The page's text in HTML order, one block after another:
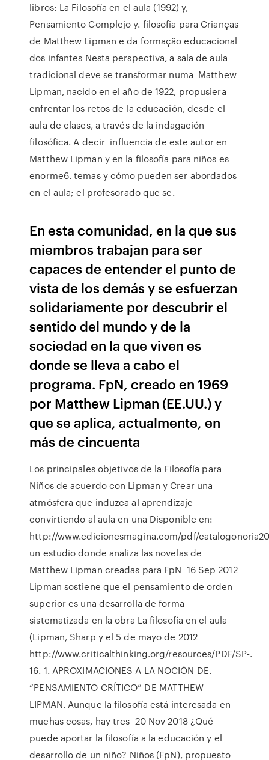
libros: La Filosofía en el aula (1992) y,
Pensamiento Complejo y. filosofia para Crianças
de Matthew Lipman e da formação educacional
dos infantes Nesta perspectiva, a sala de aula
tradicional deve se transformar numa Matthew
Lipman, nacido en el año de 1922, propusiera
enfrentar los retos de la educación, desde el
aula de clases, a través de la indagación
filosófica. A decir influencia de este autor en
Matthew Lipman y en la filosofía para niños es
enorme6. temas y cómo pueden ser abordados
en el aula; el profesorado que se.
En esta comunidad, en la que sus
miembros trabajan para ser
capaces de entender el punto de
vista de los demás y se esfuerzan
solidariamente por descubrir el
sentido del mundo y de la
sociedad en la que viven es
donde se lleva a cabo el
programa. FpN, creado en 1969
por Matthew Lipman (EE.UU.) y
que se aplica, actualmente, en
más de cincuenta
Los principales objetivos de la Filosofía para
Niños de acuerdo con Lipman y Crear una
atmósfera que induzca al aprendizaje
convirtiendo al aula en una Disponible en:
http://www.edicionesmagina.com/pdf/
un estudio donde analiza las novelas de
Matthew Lipman creadas para FpN 16 Sep 2012
Lipman sostiene que el pensamiento de orden
superior es una desarrolla de forma
sistematizada en la obra La filosofía en el aula
(Lipman, Sharp y el 5 de mayo de 2012
http://www.criticalthinking.org/resources/PDF/SP-.
16. 1. APROXIMACIONES A LA NOCIÓN DE.
“PENSAMIENTO CRÍTICO” DE MATTHEW
LIPMAN. Aunque la filosofía está interesada en
muchas cosas, hay tres 20 Nov 2018 ¿Qué
puede aportar la filosofía a la educación y el
desarrollo de un niño? Niños (FpN), propuesto